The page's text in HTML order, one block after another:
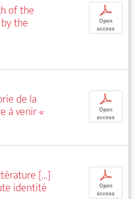
of the
the
p
Open
access
de la
à venir«
p
Open
access
[…]
identité
p
Open
access